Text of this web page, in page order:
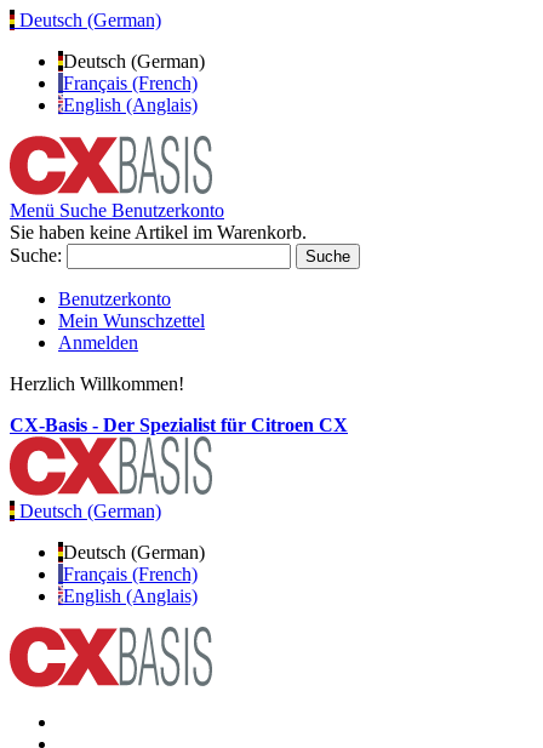
Deutsch (German)
Deutsch (German)
Français (French)
English (Anglais)
Menü Suche Benutzerkonto
Sie haben keine Artikel im Warenkorb.
Suche:
Suche
Benutzerkonto
Mein Wunschzettel
Anmelden
Herzlich Willkommen!
CX-Basis - Der Spezialist für Citroen CX
Deutsch (German)
Deutsch (German)
Français (French)
English (Anglais)